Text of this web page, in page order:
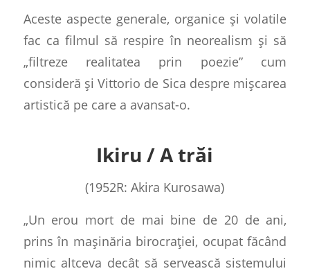
Aceste aspecte generale, organice și volatile
fac ca filmul să respire în neorealism și să
„filtreze realitatea prin poezie” cum
consideră și Vittorio de Sica despre mișcarea
artistică pe care a avansat-o.
Ikiru / A trăi
(1952R: Akira Kurosawa)
„Un erou mort de mai bine de 20 de ani,
prins în mașinăria birocrației, ocupat făcând
nimic altceva decât să servească sistemului